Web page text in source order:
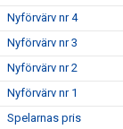
Nyförvärv nr 4
Nyförvärv nr 3
Nyförvärv nr 2
Nyförvärv nr 1
Spelarnas pris